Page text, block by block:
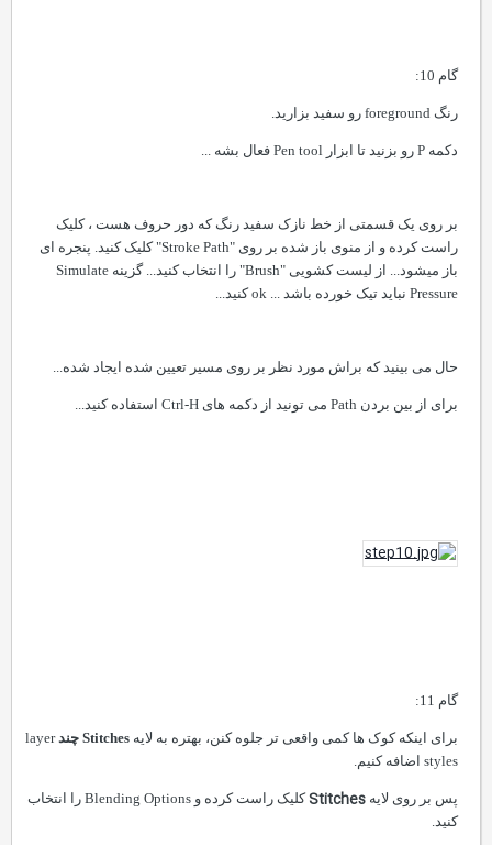
گام 10:
رنگforegroundرو سفید بزارید.
دکمهPرو بزنید تا ابزار Pen toolفعال بشه ...
بر روی یک قسمتی از خط نازک سفید رنگ که دور حروف هست ، کلیک
راست کرده و از منوی باز شده بر روی"Stroke Path"
کلیک کنید. پنجره ای
باز میشود... از لیست کشویی"Brush" را انتخاب کنید... گزینهSimulate
Pressureنباید تیک خورده باشد ... ok کنید...
حال می بینید که براش مورد نظر بر روی مسیر تعیین شده ایجاد شده...
برای از بین بردنPathمی تونید از دکمه هایCtrl-Hاستفاده کنید...
گام 11:
برای اینکه کوک ها کمی واقعی تر جلوه کنن، بهتره به لایهStitchesچندlayer
stylesاضافه کنیم.
پس بر روی لایهStitchesکلیک راست کرده وBlending Optionsرا انتخاب
کنید.